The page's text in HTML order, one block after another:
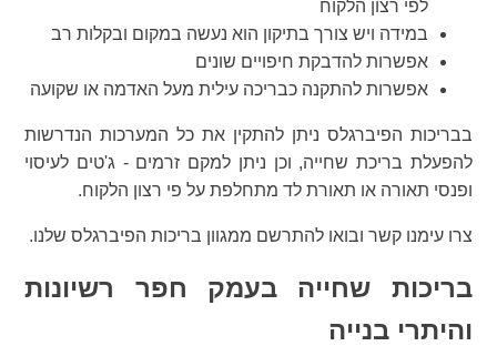
לפי רצון הלקוח
במידה ויש צורך בתיקון הוא נעשה במקום ובקלות רב
אפשרות להדבקת חיפויים שונים
אפשרות להתקנה כבריכה עילית מעל האדמה או שקועה
בבריכות הפיברגלס ניתן להתקין את כל המערכות הנדרשות
להפעלת בריכת שחייה, וכן ניתן למקם זרמים - ג'טים לעיסוי
ופנסי תאורה או תאורת לד מתחלפת על פי רצון הלקוח.
צרו עימנו קשר ובואו להתרשם ממגוון בריכות הפיברגלס שלנו.
בריכות שחייה בעמק חפר רשיונות
והיתרי בנייה